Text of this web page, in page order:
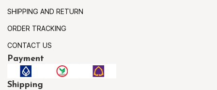
SHIPPING AND RETURN
ORDER TRACKING
CONTACT US
Payment
Shipping